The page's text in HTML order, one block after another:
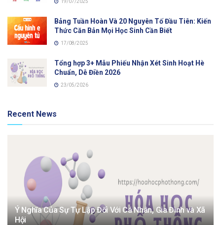
Bảng Tuần Hoàn Và 20 Nguyên Tố Đầu Tiên: Kiến
Thức Căn Bản Mọi Học Sinh Cần Biết
17/08/2025
Tổng hợp 3+ Mẫu Phiếu Nhận Xét Sinh Hoạt Hè
Chuẩn, Dễ Điền 2026
23/05/2026
Recent News
Ý Nghĩa Của Sự Tự Lập Đối Với Cá Nhân, Gia Đình và Xã
Hội